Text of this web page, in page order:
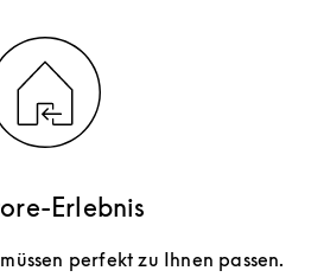
Erlebnis
perfekt zu Ihnen passen.